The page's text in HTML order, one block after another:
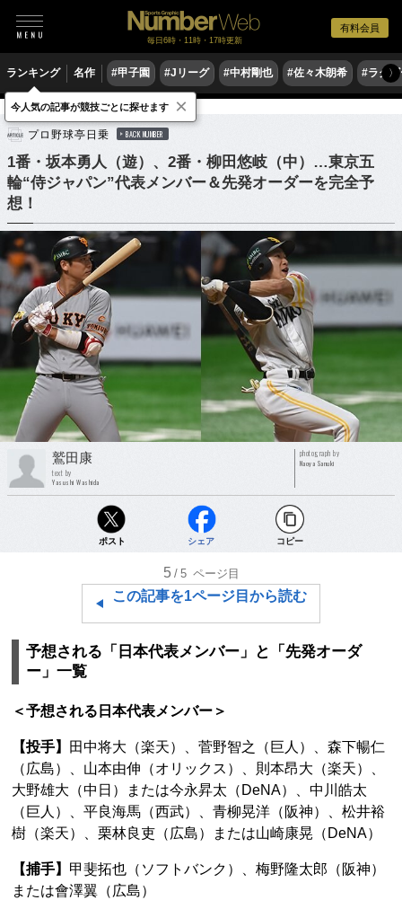
有料会員
毎日6時・11時・17時更新
ランキング 名作 #甲子園 #Jリーグ #中村剛也 #佐々木朗希 #ラグ〉
野球 プロ野球 侍ジャパン
プロ野球亭日乗 BACK NUMBER
1番・坂本勇人（遊）、2番・柳田悠岐（中）…東京五
輪“侍ジャパン”代表メンバー＆先発オーダーを完全予
想！
鷲田康
text by
Yasushi Washida
photograph by
Naoya Sanuki
ポスト シェア コピー
5 /5 ページ目
この記事を1ページ目から読む
予想される「日本代表メンバー」と「先発オーダ
ー」一覧
＜予想される日本代表メンバー＞
【投手】
田中将大（楽天）、菅野智之（巨人）、森下暢仁
（広島）、山本由伸（オリックス）、則本昂大（楽天）、
大野雄大（中日）または今永昇太（DeNA）、中川皓太
（巨人）、平良海馬（西武）、青柳晃洋（阪神）、松井裕
樹（楽天）、栗林良吏（広島）または山崎康晃（DeNA）
【捕手】 甲斐拓也（ソフトバンク）、梅野隆太郎（阪神）
または會澤翼（広島）
今人気の記事が競技ごとに探せます ×